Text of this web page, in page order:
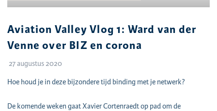
Aviation Valley Vlog 1: Ward van der
Venne over BIZ en corona
27 augustus 2020
Hoe houd je in deze bijzondere tijd binding met je netwerk?
De komende weken gaat Xavier Cortenraedt op pad om de